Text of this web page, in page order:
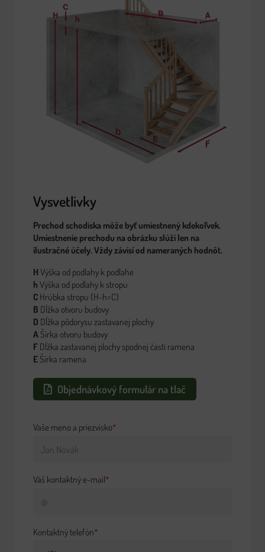
Vysvetlivky
Prechod schodiska môže byť umiestnený kdekoľvek.
Umiestnenie prechodu na obrázku slúži len na
ilustračné účely. Vždy závisí od nameraných hodnôt.
H Výška od podlahy k podlahe
h Výška od podlahy k stropu
C Hrúbka stropu (H-h=C)
B Dĺžka otvoru budovy
D Dĺžka pôdorysu zastavanej plochy
A Šírka otvoru budovy
F Dĺžka zastavanej plochy spodnej časti ramena
E Šírka ramena
Objednávkový formulár na tlač
Vaše meno a priezvisko*
Váš kontaktný e-mail*
Kontaktný telefón*